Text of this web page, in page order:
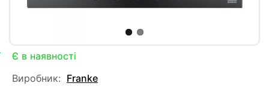
Є в наявності
Виробник: Franke